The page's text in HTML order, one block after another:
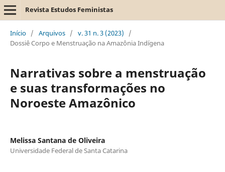
Revista Estudos Feministas
Início / Arquivos / v. 31 n. 3 (2023)
/
Dossiê Corpo e Menstruação na Amazônia Indígena
Narrativas sobre a menstruação
e suas transformações no
Noroeste Amazônico
Melissa Santana de Oliveira
Universidade Federal de Santa Catarina